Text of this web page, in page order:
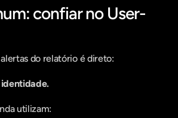
confiar no User-
do relatório é direto:
utilizam: